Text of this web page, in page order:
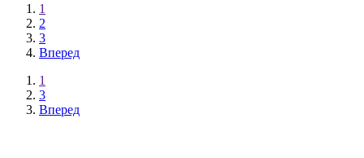
1
2
3
Вперед
1
3
Вперед